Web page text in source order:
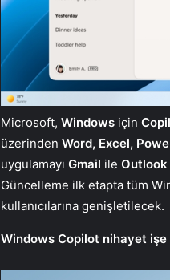
Microsoft, Windows için
üzerinden Word, Excel,
uygulamayı Gmail ile Outlook
Güncelleme ilk etapta tüm
kullanıcılarına genişletilecek.
Windows Copilot nihayet